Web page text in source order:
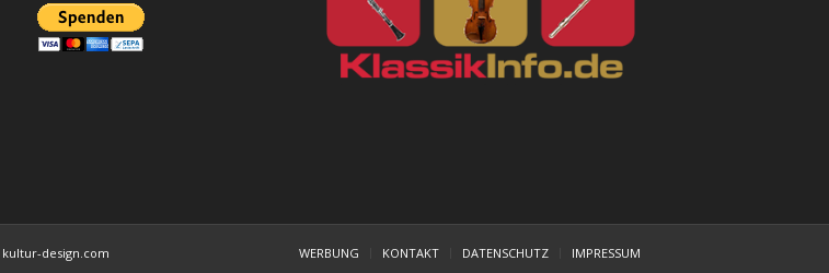
kultur-design.com WERBUNG KONTAKT DATENSCHUTZ IMPRESSUM